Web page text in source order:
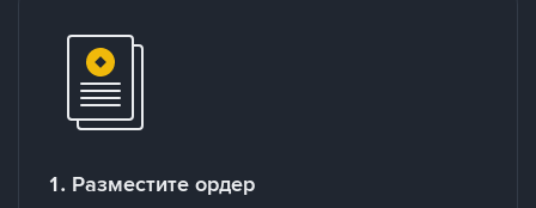
1. Разместите ордер